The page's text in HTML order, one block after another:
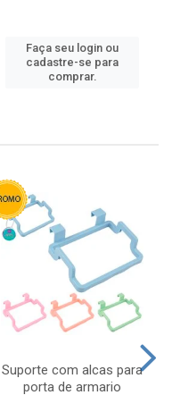
Faça seu login ou
cadastre-se para
comprar.
Suporte com alcas para
porta de armario